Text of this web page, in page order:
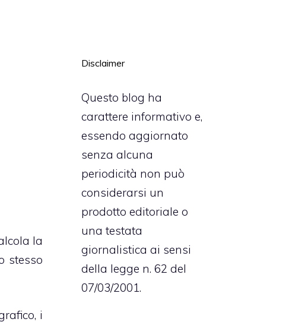
la
stesso
i
Disclaimer
Questo blog ha
carattere informativo e,
essendo aggiornato
senza alcuna
periodicità non può
considerarsi un
prodotto editoriale o
una testata
giornalistica ai sensi
della legge n. 62 del
07/03/2001.